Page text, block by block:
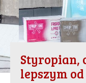
Styropian,
lepszym